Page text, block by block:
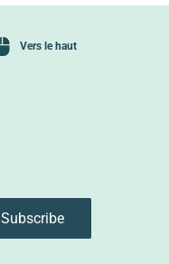
Vers le haut
Subscribe